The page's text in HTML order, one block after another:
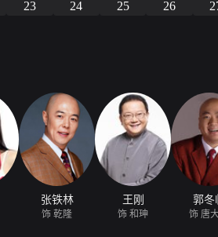
23 24 25 26
张铁林
饰 乾隆
王刚
饰 和珅
郭冬
饰 唐